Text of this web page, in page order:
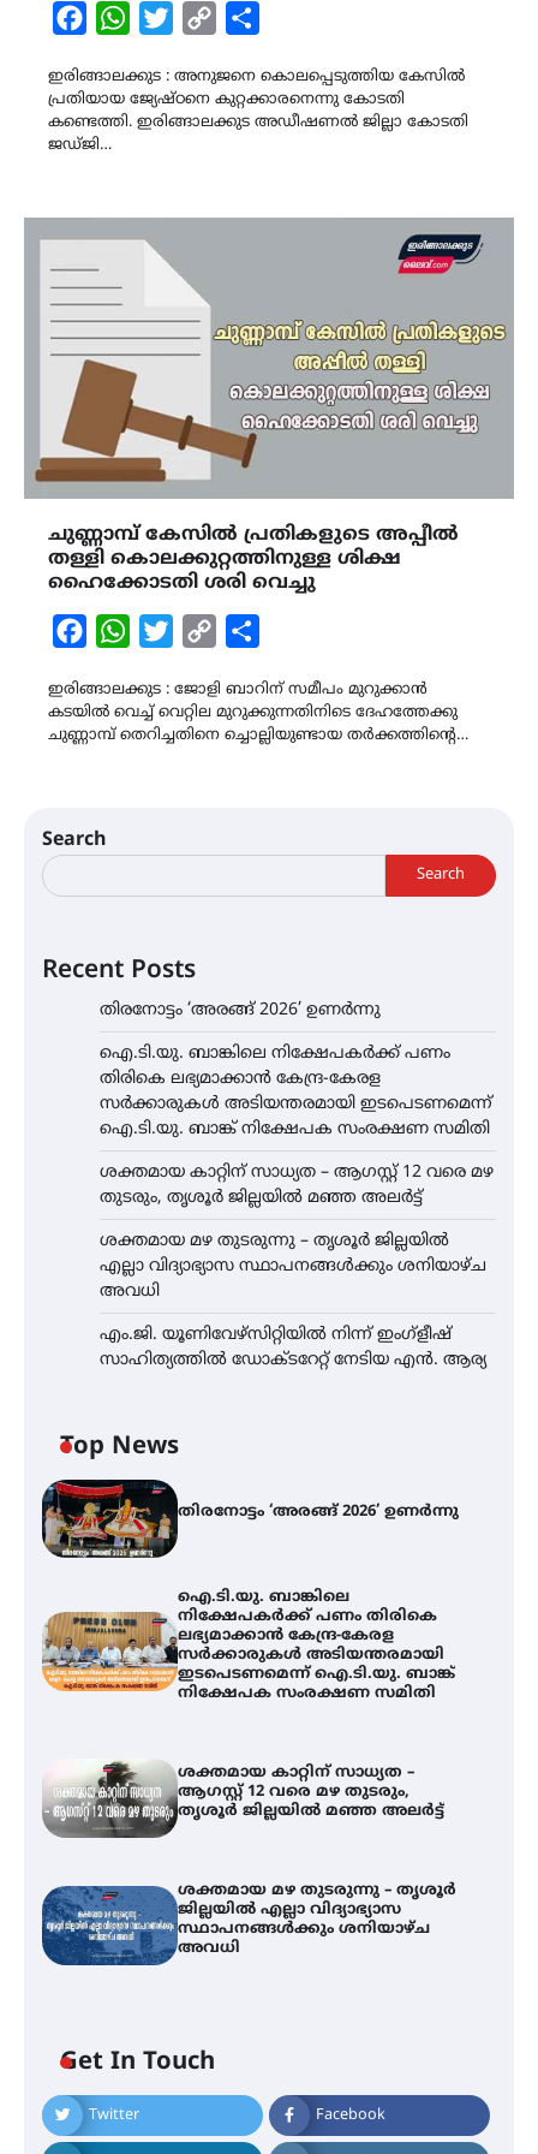
FacebookWhatsAppTwitterCopy
ഇരിങ്ങാലക്കുട : അനുജനെ കൊലപ്പെടുത്തിയ കേസിൽ
പ്രതിയായ ജ്യേഷ്‌ഠനെ കുറ്റക്കാരനെന്നു കോടതി
കണ്ടെത്തി. ഇരിങ്ങാലക്കുട അഡീഷണൽ ജില്ലാ കോടതി
ജഡ്‌ജി…
ചുണ്ണാമ്പ് കേസിൽ പ്രതികളുടെ അപ്പീൽ
തള്ളി കൊലക്കുറ്റത്തിനുള്ള ശിക്ഷ
ഹൈക്കോടതി ശരി വെച്ചു
FacebookWhatsAppTwitterCopy
ഇരിങ്ങാലക്കുട : ജോളി ബാറിന് സമീപം മുറുക്കാൻ
കടയിൽ വെച്ച് വെറ്റില മുറുക്കുന്നതിനിടെ ദേഹത്തേക്കു
ചുണ്ണാമ്പ് തെറിച്ചതിനെ ച്ചൊല്ലിയുണ്ടായ തർക്കത്തിന്റെ…
Search
Search
Recent Posts
തിരനോട്ടം ‘അരങ്ങ് 2026’ ഉണർന്നു
ഐ.ടി.യു. ബാങ്കിലെ നിക്ഷേപകർക്ക് പണം
തിരികെ ലഭ്യമാക്കാൻ കേന്ദ്ര-കേരള
സർക്കാരുകൾ അടിയന്തരമായി ഇടപെടണമെന്ന്
ഐ.ടി.യു. ബാങ്ക് നിക്ഷേപക സംരക്ഷണ സമിതി
ശക്തമായ കാറ്റിന് സാധ്യത – ആഗസ്റ്റ് 12 വരെ മഴ
തുടരും, തൃശൂർ ജില്ലയിൽ മഞ്ഞ അലർട്ട്
ശക്തമായ മഴ തുടരുന്നു – തൃശൂർ ജില്ലയിൽ
എല്ലാ വിദ്യാഭ്യാസ സ്ഥാപനങ്ങൾക്കും ശനിയാഴ്ച
അവധി
എം.ജി. യൂണിവേഴ്‌സിറ്റിയിൽ നിന്ന് ഇംഗ്ളീഷ്
സാഹിത്യത്തിൽ ഡോക്ടറേറ്റ് നേടിയ എൻ. ആര്യ
Top News
തിരനോട്ടം ‘അരങ്ങ് 2026’ ഉണർന്നു
ഐ.ടി.യു. ബാങ്കിലെ
നിക്ഷേപകർക്ക് പണം തിരികെ
ലഭ്യമാക്കാൻ കേന്ദ്ര-കേരള
സർക്കാരുകൾ അടിയന്തരമായി
ഇടപെടണമെന്ന് ഐ.ടി.യു. ബാങ്ക്
നിക്ഷേപക സംരക്ഷണ സമിതി
ശക്തമായ കാറ്റിന് സാധ്യത –
ആഗസ്റ്റ് 12 വരെ മഴ തുടരും,
തൃശൂർ ജില്ലയിൽ മഞ്ഞ അലർട്ട്
ശക്തമായ മഴ തുടരുന്നു – തൃശൂർ
ജില്ലയിൽ എല്ലാ വിദ്യാഭ്യാസ
സ്ഥാപനങ്ങൾക്കും ശനിയാഴ്ച
അവധി
Get In Touch
Twitter Facebook
നിക്ഷേപകർക്ക് പണം തിരികെ
സർക്കാരുകൾ അടിയന്തരമായി
ഇടപെടണമെന്ന് ഐ.ടി.യു. ബാങ്ക്
നിക്ഷേപക സംരക്ഷണ സമിതി